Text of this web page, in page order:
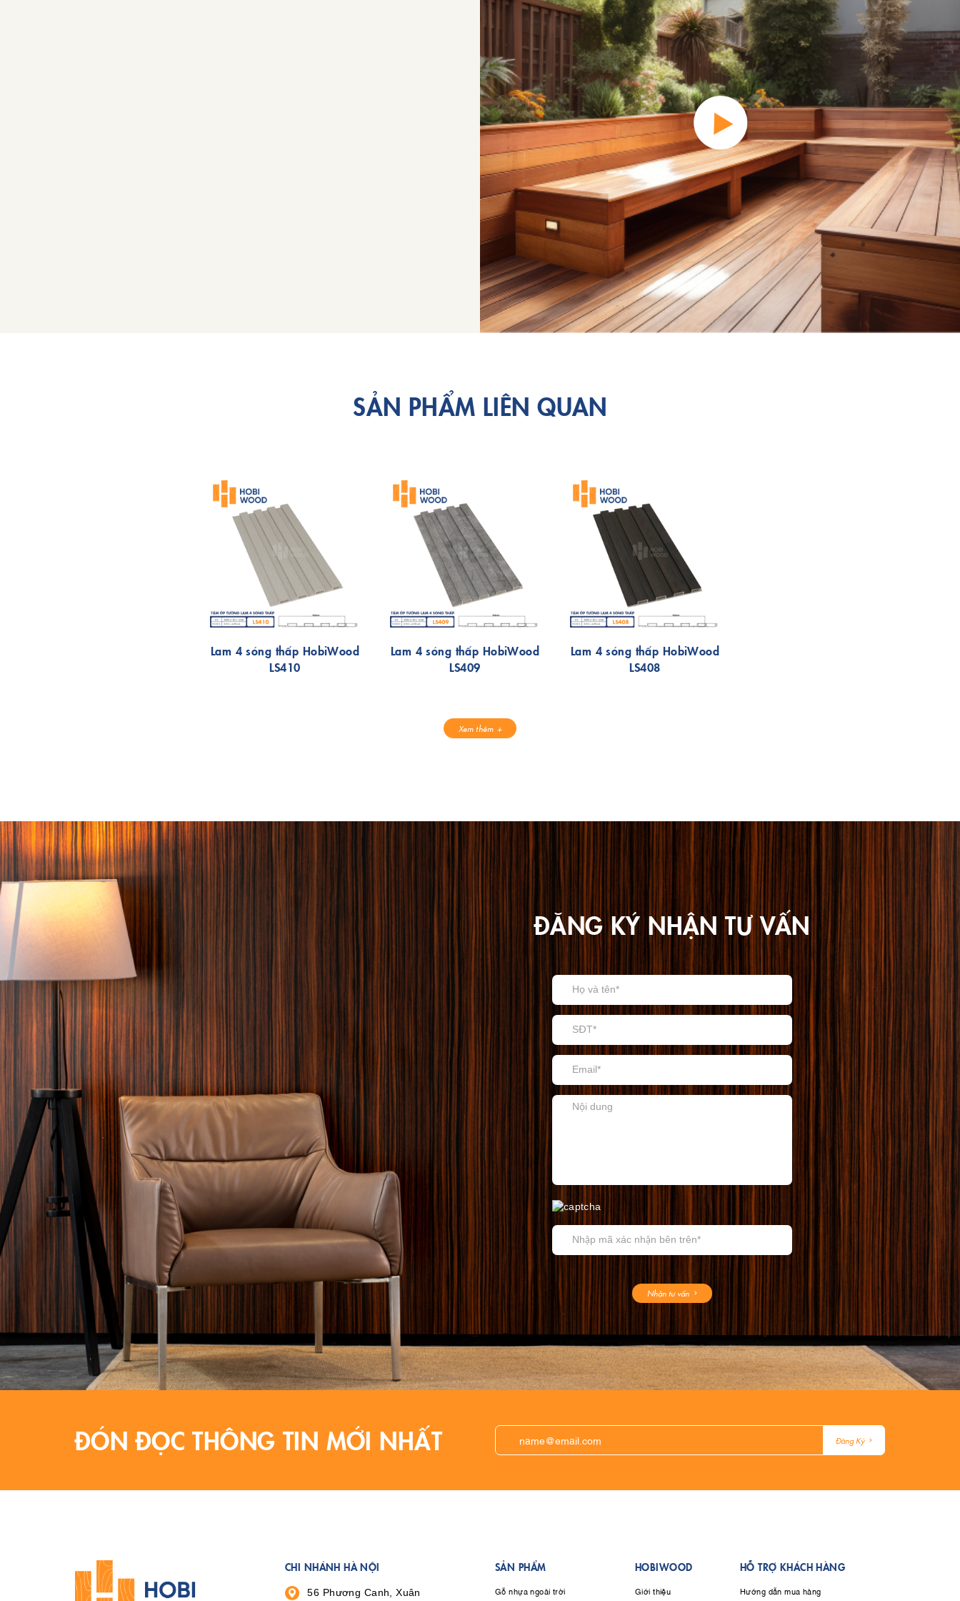
SẢN PHẨM LIÊN QUAN
Lam 4 sóng thấp HobiWood
LS410
Lam 4 sóng thấp HobiWood
LS409
Lam 4 sóng thấp HobiWood
LS408
Xem thêm
ĐĂNG KÝ NHẬN TƯ VẤN
Nhận tư vấn
ĐÓN ĐỌC THÔNG TIN MỚI NHẤT Đăng Ký
CHI NHÁNH HÀ NỘI
56 Phương Canh, Xuân
SẢN PHẨM
Gỗ nhựa ngoài trời
HOBIWOOD
Giới thiệu
HỖ TRỢ KHÁCH HÀNG
Hướng dẫn mua hàng